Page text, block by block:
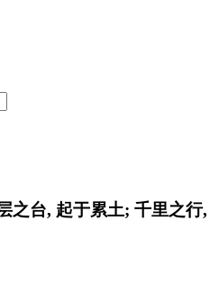
之台, 起于累土; 千里之行,